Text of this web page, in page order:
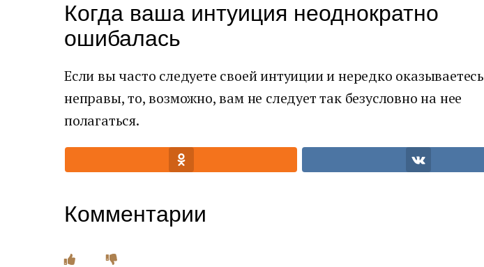
Когда ваша интуиция неоднократно
ошибалась
Если вы часто следуете своей интуиции и нередко оказываетесь
неправы, то, возможно, вам не следует так безусловно на нее
полагаться.
Комментарии